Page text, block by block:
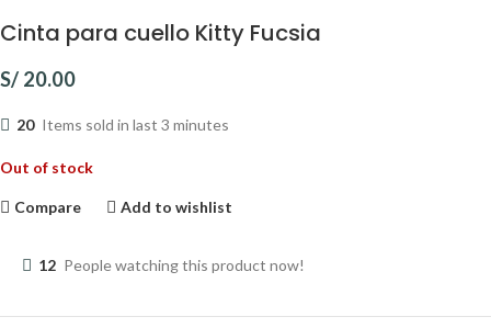
Cinta para cuello Kitty Fucsia
S/ 20.00
20 Items sold in last 3 minutes
Out of stock
Compare Add to wishlist
12 People watching this product now!